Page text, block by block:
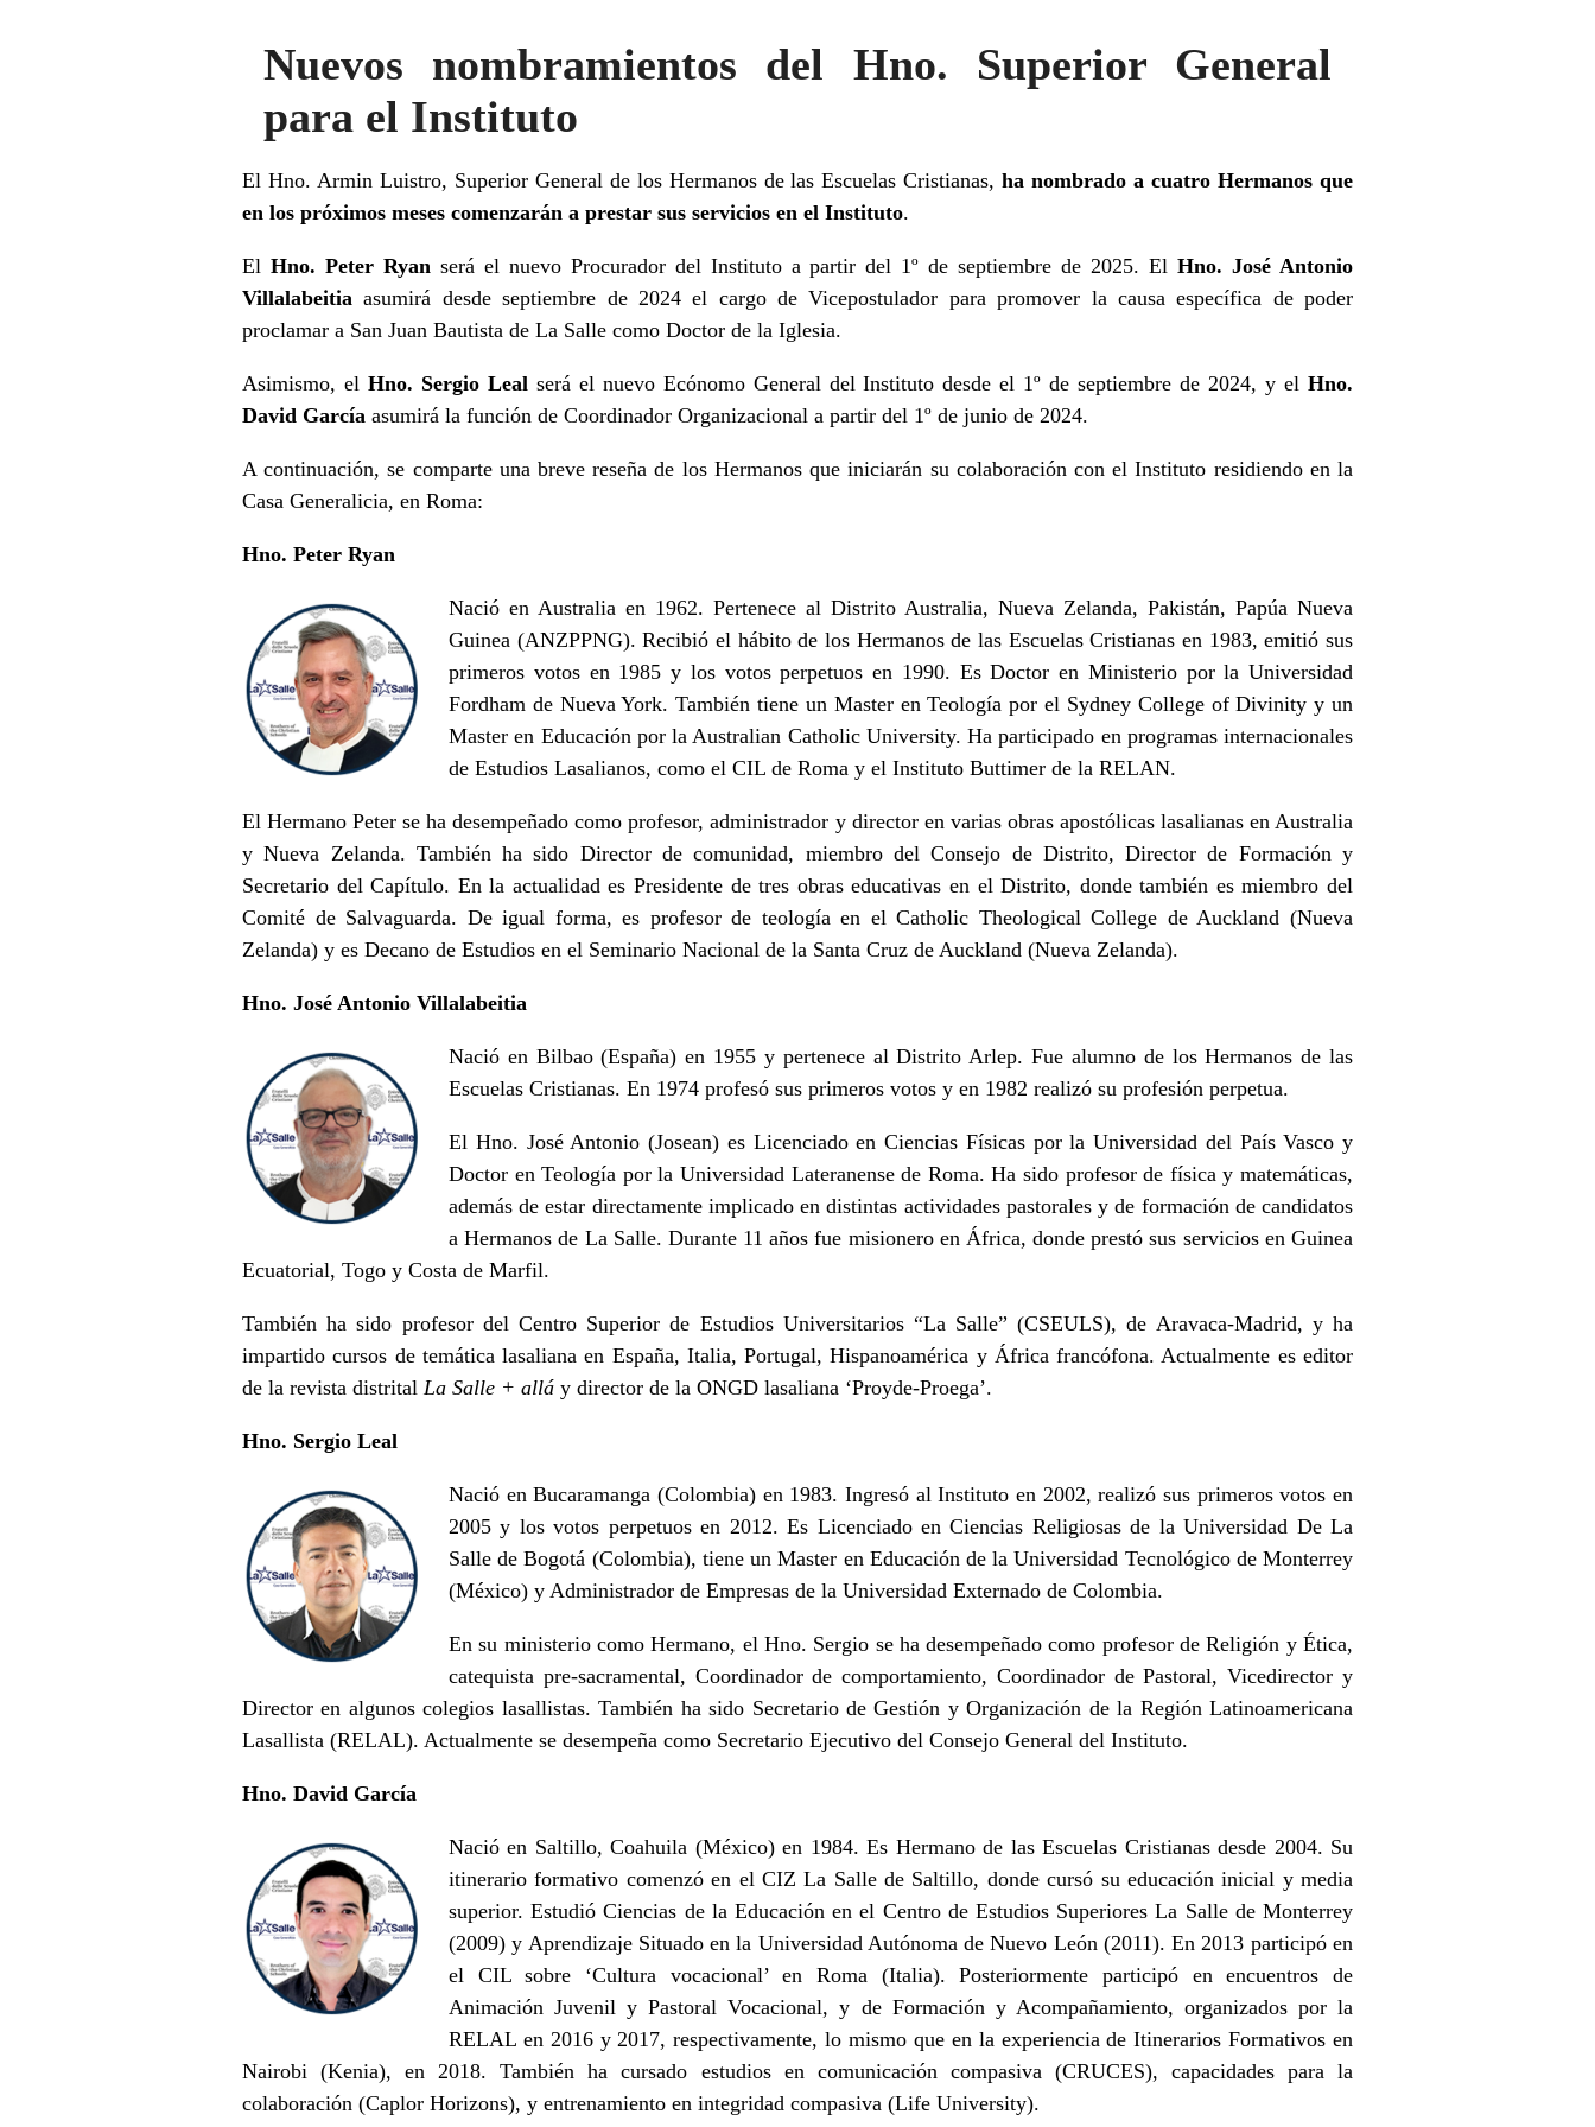
Nuevos nombramientos del Hno. Superior General
para el Instituto
El Hno. Armin Luistro, Superior General de los Hermanos de las Escuelas Cristianas,ha nombrado a cuatro Hermanos que
en los próximos meses comenzarán a prestar sus servicios en el Instituto.
El Hno. Peter Ryan será el nuevo Procurador del Instituto a partir del 1º de septiembre de 2025. ElHno. José Antonio
Villalabeitia asumirá desde septiembre de 2024 el cargo de Vicepostulador para promover la causa específica de poder
proclamar a San Juan Bautista de La Salle como Doctor de la Iglesia.
Asimismo, el Hno. Sergio Leal será el nuevo Ecónomo General del Instituto desde el 1º de septiembre de 2024, y elHno.
David García asumirá la función de Coordinador Organizacional a partir del 1º de junio de 2024.
A continuación, se comparte una breve reseña de los Hermanos que iniciarán su colaboración con el Instituto residiendo en la
Casa Generalicia, en Roma:
Hno. Peter Ryan
Nació en Australia en 1962. Pertenece al Distrito Australia, Nueva Zelanda, Pakistán, Papúa Nueva
Guinea (ANZPPNG). Recibió el hábito de los Hermanos de las Escuelas Cristianas en 1983, emitió sus
primeros votos en 1985 y los votos perpetuos en 1990. Es Doctor en Ministerio por la Universidad
Fordham de Nueva York. También tiene un Master en Teología por el Sydney College of Divinity y un
Master en Educación por la Australian Catholic University. Ha participado en programas internacionales
de Estudios Lasalianos, como el CIL de Roma y el Instituto Buttimer de la RELAN.
El Hermano Peter se ha desempeñado como profesor, administrador y director en varias obras apostólicas lasalianas en Australia
y Nueva Zelanda. También ha sido Director de comunidad, miembro del Consejo de Distrito, Director de Formación y
Secretario del Capítulo. En la actualidad es Presidente de tres obras educativas en el Distrito, donde también es miembro del
Comité de Salvaguarda. De igual forma, es profesor de teología en el Catholic Theological College de Auckland (Nueva
Zelanda) y es Decano de Estudios en el Seminario Nacional de la Santa Cruz de Auckland (Nueva Zelanda).
Hno. José Antonio Villalabeitia
Nació en Bilbao (España) en 1955 y pertenece al Distrito Arlep. Fue alumno de los Hermanos de las
Escuelas Cristianas. En 1974 profesó sus primeros votos y en 1982 realizó su profesión perpetua.
El Hno. José Antonio (Josean) es Licenciado en Ciencias Físicas por la Universidad del País Vasco y
Doctor en Teología por la Universidad Lateranense de Roma. Ha sido profesor de física y matemáticas,
además de estar directamente implicado en distintas actividades pastorales y de formación de candidatos
a Hermanos de La Salle. Durante 11 años fue misionero en África, donde prestó sus servicios en Guinea
Ecuatorial, Togo y Costa de Marfil.
También ha sido profesor del Centro Superior de Estudios Universitarios “La Salle” (CSEULS), de Aravaca-Madrid, y ha
impartido cursos de temática lasaliana en España, Italia, Portugal, Hispanoamérica y África francófona. Actualmente es editor
de la revista distrital La Salle + allá y director de la ONGD lasaliana ‘Proyde-Proega’.
Hno. Sergio Leal
Nació en Bucaramanga (Colombia) en 1983. Ingresó al Instituto en 2002, realizó sus primeros votos en
2005 y los votos perpetuos en 2012. Es Licenciado en Ciencias Religiosas de la Universidad De La
Salle de Bogotá (Colombia), tiene un Master en Educación de la Universidad Tecnológico de Monterrey
(México) y Administrador de Empresas de la Universidad Externado de Colombia.
En su ministerio como Hermano, el Hno. Sergio se ha desempeñado como profesor de Religión y Ética,
catequista pre-sacramental, Coordinador de comportamiento, Coordinador de Pastoral, Vicedirector y
Director en algunos colegios lasallistas. También ha sido Secretario de Gestión y Organización de la Región Latinoamericana
Lasallista (RELAL). Actualmente se desempeña como Secretario Ejecutivo del Consejo General del Instituto.
Hno. David García
Nació en Saltillo, Coahuila (México) en 1984. Es Hermano de las Escuelas Cristianas desde 2004. Su
itinerario formativo comenzó en el CIZ La Salle de Saltillo, donde cursó su educación inicial y media
superior. Estudió Ciencias de la Educación en el Centro de Estudios Superiores La Salle de Monterrey
(2009) y Aprendizaje Situado en la Universidad Autónoma de Nuevo León (2011). En 2013 participó en
el CIL sobre ‘Cultura vocacional’ en Roma (Italia). Posteriormente participó en encuentros de
Animación Juvenil y Pastoral Vocacional, y de Formación y Acompañamiento, organizados por la
RELAL en 2016 y 2017, respectivamente, lo mismo que en la experiencia de Itinerarios Formativos en
Nairobi (Kenia), en 2018. También ha cursado estudios en comunicación compasiva (CRUCES), capacidades para la
colaboración (Caplor Horizons), y entrenamiento en integridad compasiva (Life University).